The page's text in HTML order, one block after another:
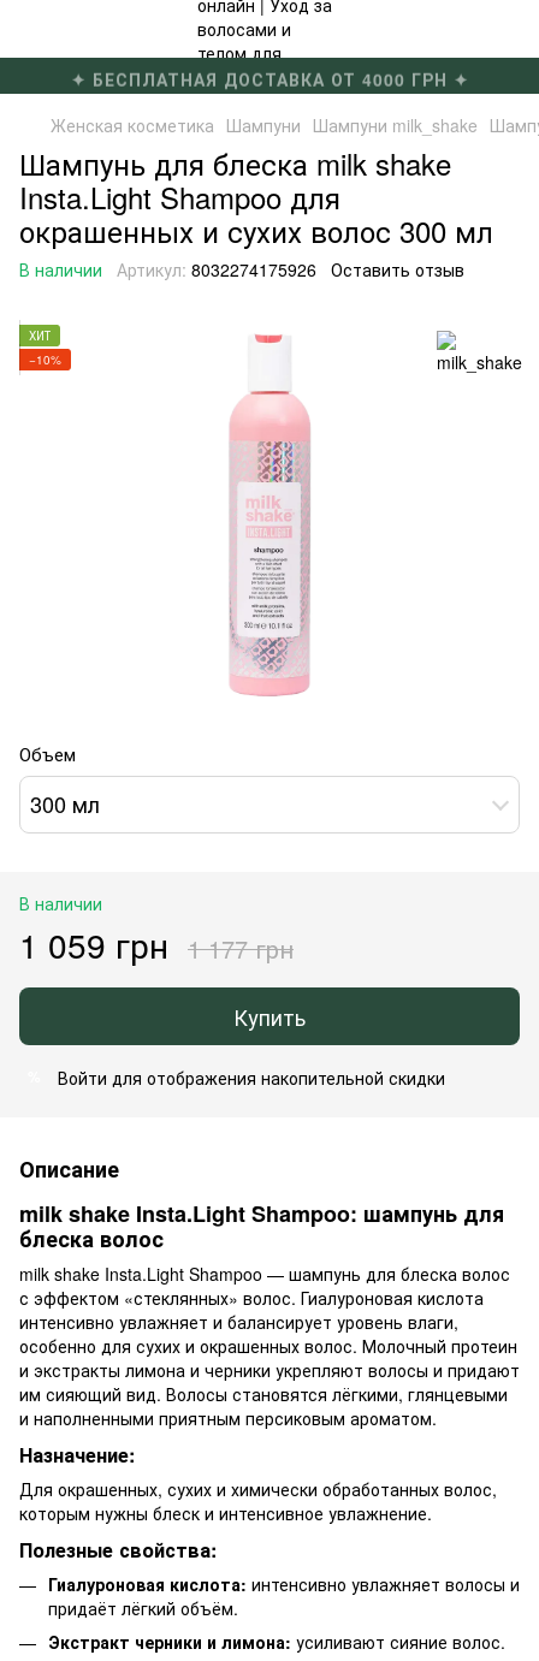
✦ БЕСПЛАТНАЯ ДОСТАВКА ОТ 4000 ГРН ✦
Женская косметика Шампуни Шампуни milk_shake
Шампунь для блеска milk shake
Insta.Light Shampoo для
окрашенных и сухих волос 300 мл
В наличии Артикул: 8032274175926 Оставить отзыв
ХИТ
−10%
Объем
300 мл
В наличии
1 059 грн 1 177 грн
Купить
Войти для отображения накопительной скидки
Описание
milk shake Insta.Light Shampoo: шампунь для
блеска волос
milk shake Insta.Light Shampoo — шампунь для блеска волос
с эффектом «стеклянных» волос. Гиалуроновая кислота
интенсивно увлажняет и балансирует уровень влаги,
особенно для сухих и окрашенных волос. Молочный протеин
и экстракты лимона и черники укрепляют волосы и придают
им сияющий вид. Волосы становятся лёгкими, глянцевыми
и наполненными приятным персиковым ароматом.
Назначение:
Для окрашенных, сухих и химически обработанных волос,
которым нужны блеск и интенсивное увлажнение.
Полезные свойства:
Гиалуроновая кислота: интенсивно увлажняет волосы и
придаёт лёгкий объём.
Экстракт черники и лимона: усиливают сияние волос.